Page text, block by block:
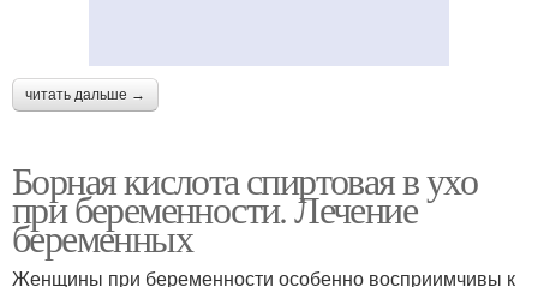
читать дальше →
Борная кислота спиртовая в ухо
при беременности. Лечение
беременных
Женщины при беременности особенно восприимчивы к